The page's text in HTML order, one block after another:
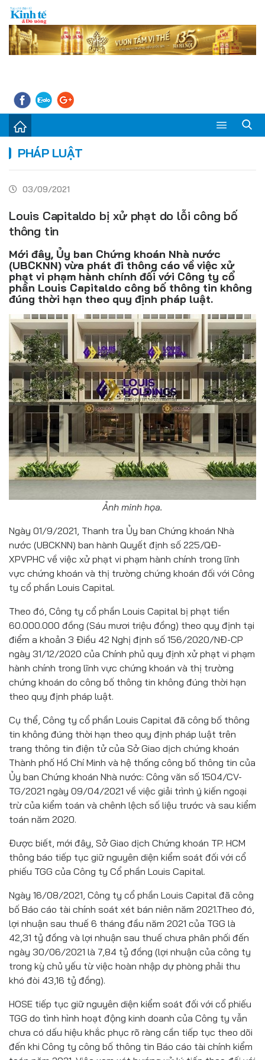
Sự kiện
Kinh tế - Tiêu dùng
Đời sống
Thị trường
Doanh nghiệp – Doanh nhân
Đồ uống
Pháp luật
Khoa giáo
Multimedia
PHÁP LUẬT
03/09/2021
Louis Capitaldo bị xử phạt do lỗi công bố
thông tin
Mới đây, Ủy ban Chứng khoán Nhà nước
(UBCKNN) vừa phát đi thông cáo về việc xử
phạt vi phạm hành chính đối với Công ty cổ
phần Louis Capitaldo công bố thông tin không
đúng thời hạn theo quy định pháp luật.
Ảnh minh họa.
Ngày 01/9/2021, Thanh tra Ủy ban Chứng khoán Nhà
nước (UBCKNN) ban hành Quyết định số 225/QĐ-
XPVPHC về việc xử phạt vi phạm hành chính trong lĩnh
vực chứng khoán và thị trường chứng khoán đối với Công
ty cổ phần Louis Capital.
Theo đó, Công ty cổ phần Louis Capital bị phạt tiền
60.000.000 đồng (Sáu mươi triệu đồng) theo quy định tại
điểm a khoản 3 Điều 42 Nghị định số 156/2020/NĐ-CP
ngày 31/12/2020 của Chính phủ quy định xử phạt vi phạm
hành chính trong lĩnh vực chứng khoán và thị trường
chứng khoán do công bố thông tin không đúng thời hạn
theo quy định pháp luật.
Cụ thể, Công ty cổ phần Louis Capital đã công bố thông
tin không đúng thời hạn theo quy định pháp luật trên
trang thông tin điện tử của Sở Giao dịch chứng khoán
Thành phố Hồ Chí Minh và hệ thống công bố thông tin của
Ủy ban Chứng khoán Nhà nước: Công văn số 1504/CV-
TG/2021 ngày 09/04/2021 về việc giải trình ý kiến ngoại
trừ của kiểm toán và chênh lệch số liệu trước và sau kiểm
toán năm 2020.
Được biết, mới đây, Sở Giao dịch Chứng khoán TP. HCM
thông báo tiếp tục giữ nguyên diện kiểm soát đối với cổ
phiếu TGG của Công ty Cổ phần Louis Capital.
Ngày 16/08/2021, Công ty cổ phần Louis Capital đã công
bố Báo cáo tài chính soát xét bán niên năm 2021.Theo đó,
lợi nhuận sau thuế 6 tháng đầu năm 2021 của TGG là
42,31 tỷ đồng và lợi nhuận sau thuế chưa phân phối đến
ngày 30/06/2021 là 7,84 tỷ đồng (lợi nhuận của công ty
trong kỳ chủ yếu từ việc hoàn nhập dự phòng phải thu
khó đòi 43,16 tỷ đồng).
HOSE tiếp tục giữ nguyên diện kiểm soát đối với cổ phiếu
TGG do tình hình hoạt động kinh doanh của Công ty vẫn
chưa có dấu hiệu khắc phục rõ ràng cần tiếp tục theo dõi
đến khi Công ty công bố thông tin Báo cáo tài chính kiểm